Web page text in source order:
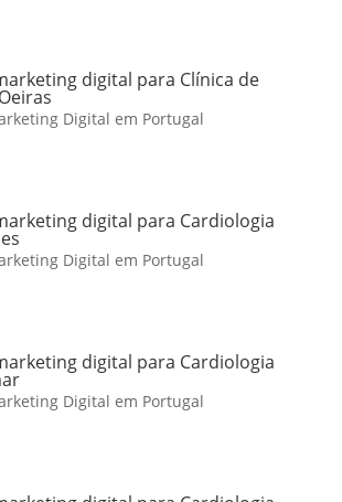
digital para Clínica de
Digital em Portugal
digital para Cardiologia
Digital em Portugal
digital para Cardiologia
Digital em Portugal